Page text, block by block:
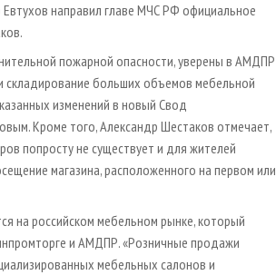
направил главе МЧС РФ официальное
пожарной опасности, уверены в АМДПР
складирование больших объемов мебельной
изменений в новый Свод
Кроме того, Александр Шестаков отмечает,
попросту не существует и для жителей
магазина, расположенного на первом или
на российском мебельном рынке, который
и АМДПР. «Розничные продажи
мебельных салонов и